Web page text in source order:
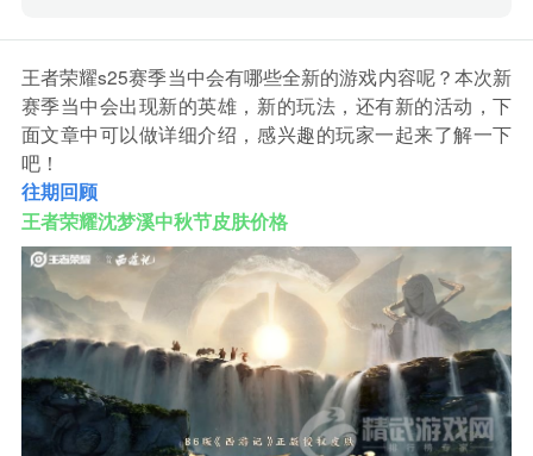
王者荣耀s25赛季当中会有哪些全新的游戏内容呢？本次新
赛季当中会出现新的英雄，新的玩法，还有新的活动，下
面文章中可以做详细介绍，感兴趣的玩家一起来了解一下
吧！
往期回顾
王者荣耀沈梦溪中秋节皮肤价格